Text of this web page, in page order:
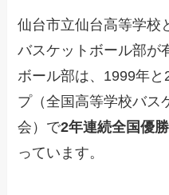
仙台市立仙台高等学校
バスケットボール部が
ボール部は、1999年
プ（全国高等学校バス
会）で2年連続全国優勝
っています。